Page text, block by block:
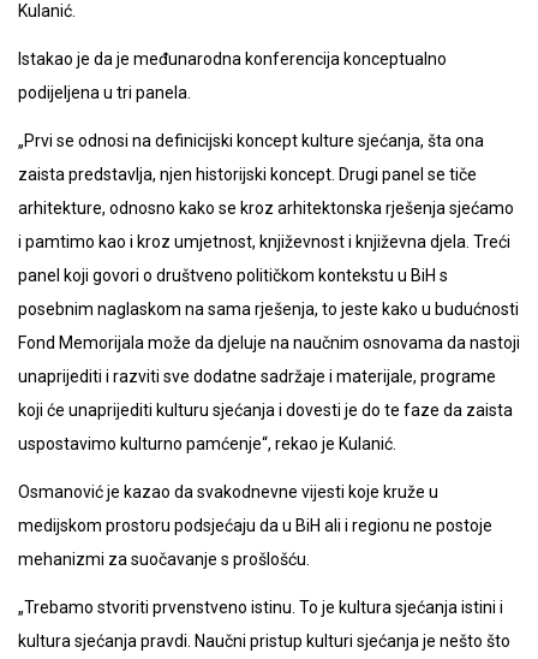
Kulanić.
Istakao je da je međunarodna konferencija konceptualno
podijeljena u tri panela.
„Prvi se odnosi na definicijski koncept kulture sjećanja, šta ona
zaista predstavlja, njen historijski koncept. Drugi panel se tiče
arhitekture, odnosno kako se kroz arhitektonska rješenja sjećamo
i pamtimo kao i kroz umjetnost, književnost i književna djela. Treći
panel koji govori o društveno političkom kontekstu u BiH s
posebnim naglaskom na sama rješenja, to jeste kako u budućnosti
Fond Memorijala može da djeluje na naučnim osnovama da nastoji
unaprijediti i razviti sve dodatne sadržaje i materijale, programe
koji će unaprijediti kulturu sjećanja i dovesti je do te faze da zaista
uspostavimo kulturno pamćenje“, rekao je Kulanić.
Osmanović je kazao da svakodnevne vijesti koje kruže u
medijskom prostoru podsjećaju da u BiH ali i regionu ne postoje
mehanizmi za suočavanje s prošlošću.
„Trebamo stvoriti prvenstveno istinu. To je kultura sjećanja istini i
kultura sjećanja pravdi. Naučni pristup kulturi sjećanja je nešto što